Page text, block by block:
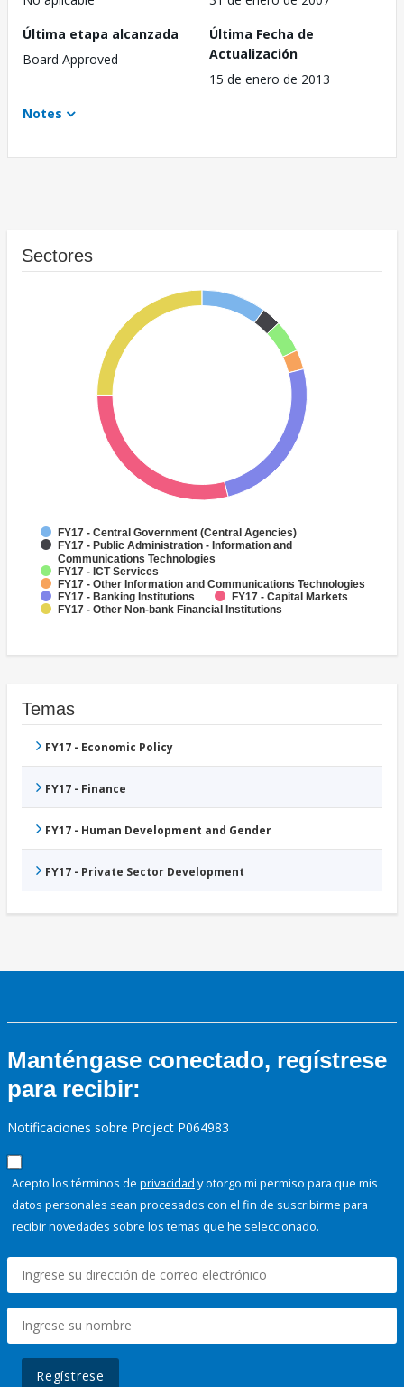
Última etapa alcanzada
Board Approved
Última Fecha de
Actualización
15 de enero de 2013
Notes
Sectores
FY17 - Central Government (Central Agencies)
FY17 - Public Administration - Information and
Communications Technologies
FY17 - ICT Services
FY17 - Other Information and Communications Technologies
FY17 - Banking Institutions
FY17 - Capital Markets
FY17 - Other Non-bank Financial Institutions
Temas
FY17 - Economic Policy
FY17 - Finance
FY17 - Human Development and Gender
FY17 - Private Sector Development
Manténgase conectado, regístrese
para recibir:
Notificaciones sobre Project P064983
Acepto los términos de privacidad y otorgo mi permiso para que mis
datos personales sean procesados con el fin de suscribirme para
recibir novedades sobre los temas que he seleccionado.
Regístrese